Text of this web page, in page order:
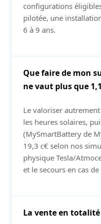
configurations
pilotée, une
6 à 9 ans.
Que faire de mon
ne vaut plus que
Le valoriser
les heures solaires,
(MySmartBattery de
19,3 c€ selon nos
physique Tesla/
et le secours en cas
La vente en